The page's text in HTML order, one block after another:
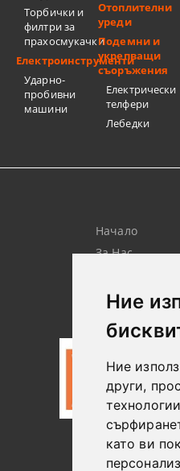
Ние
Ние
други,
като ви
Торбички и
филтри за
прахосмукачки
Електроинструменти
Ударно-
пробивни
машини
Отоплителни
уреди
Подемни и
укрепващи
съоръжения
Електрически
телфери
Лебедки
Начало
За Нас
Лични
Данни